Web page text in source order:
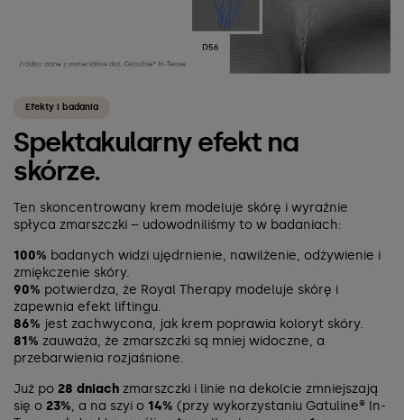
Efekty i badania
Spektakularny efekt na
skórze.
Ten skoncentrowany krem modeluje skórę i wyraźnie
spłyca zmarszczki – udowodniliśmy to w badaniach:
100% badanych widzi ujędrnienie, nawilżenie, odżywienie i
zmiękczenie skóry.
90% potwierdza, że Royal Therapy modeluje skórę i
zapewnia efekt liftingu.
86% jest zachwycona, jak krem poprawia koloryt skóry.
81% zauważa, że zmarszczki są mniej widoczne, a
przebarwienia rozjaśnione.
Już po 28 dniach zmarszczki i linie na dekolcie zmniejszają
się o 23%, a na szyi o 14% (przy wykorzystaniu Gatuline® In-